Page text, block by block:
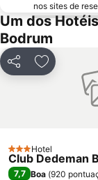
nos sites de
Um dos
Bodrum
PartilharAdicionar
3 Estrelas
Hotel
Club Dedeman
7,7 Boa (920